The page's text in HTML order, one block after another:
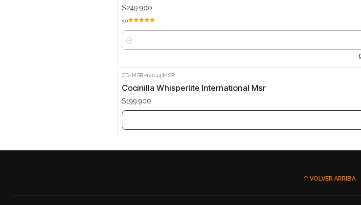
$249.900
5.0
Cantidad
CD-MSR-14044 MSR
Cocinilla Whisperlite International Msr
$199.900
VOLVER ARRIBA